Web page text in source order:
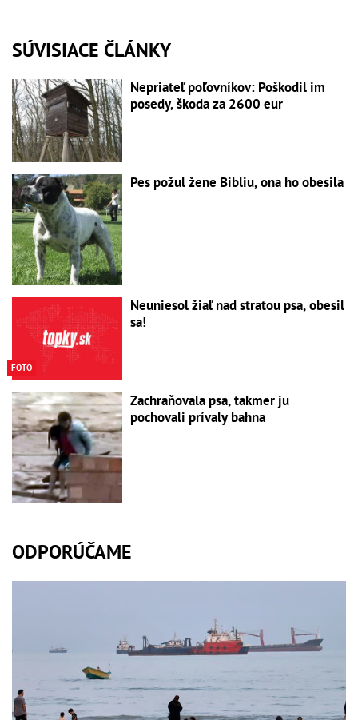
SÚVISIACE ČLÁNKY
Nepriateľ poľovníkov: Poškodil im
posedy, škoda za 2600 eur
Pes požul žene Bibliu, ona ho obesila
FOTO
Neuniesol žiaľ nad stratou psa, obesil
sa!
Zachraňovala psa, takmer ju
pochovali prívaly bahna
ODPORÚČAME